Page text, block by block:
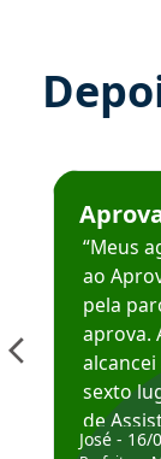
Estudante
“Meus
ao
pela
aprova.
sexto
de
Hoje
José - 16/